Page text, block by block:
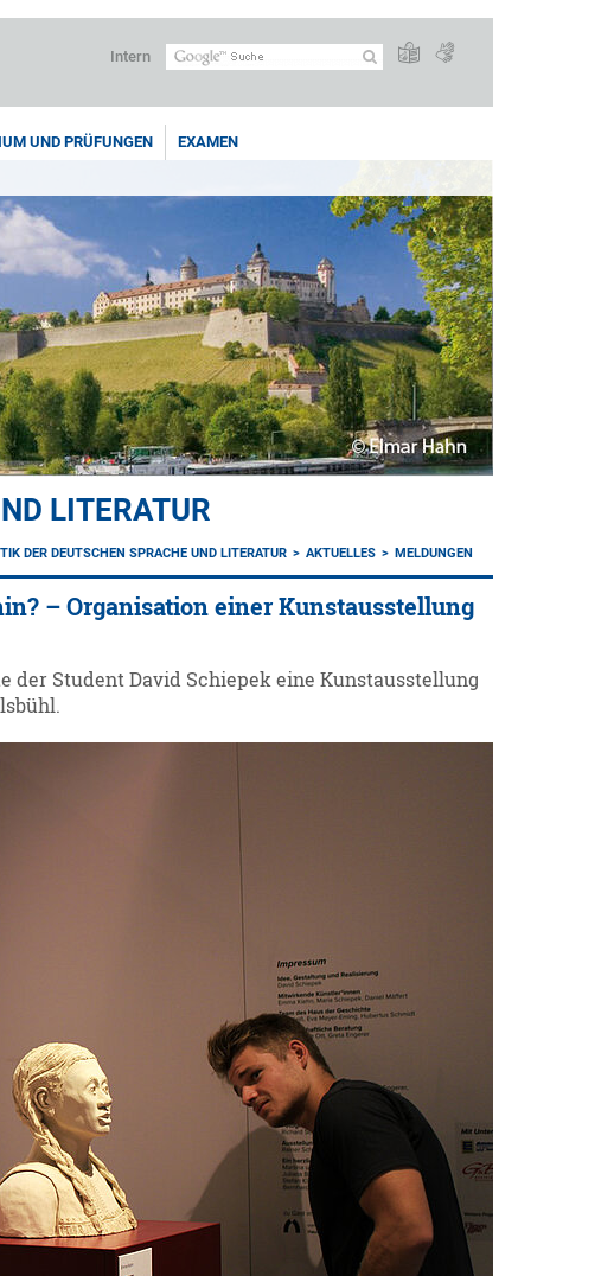
Intern
UND PRÜFUNGEN
EXAMEN
LITERATUR
DER DEUTSCHEN SPRACHE UND LITERATUR AKTUELLES MELDUNGEN
– Organisation einer Kunstausstellung
Student David Schiepek eine Kunstausstellung